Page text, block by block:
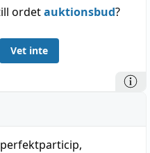
ordetauktionsbud?
Vet inte
perfektparticip,